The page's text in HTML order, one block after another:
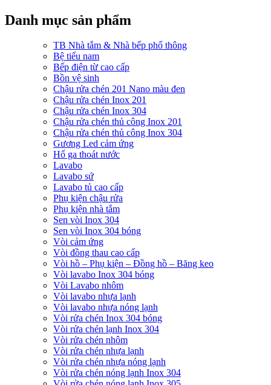
Danh mục sản phẩm
TB Nhà tắm & Nhà bếp phổ thông
Bệ tiểu nam
Bếp điện từ cao cấp
Bồn vệ sinh
Chậu rửa chén 201 Nano màu đen
Chậu rửa chén Inox 201
Chậu rửa chén Inox 304
Chậu rửa chén thủ công Inox 201
Chậu rửa chén thủ công Inox 304
Gương Led cảm ứng
Hố ga thoát nước
Lavabo
Lavabo sứ
Lavabo tủ cao cấp
Phụ kiện chậu rửa
Phụ kiện nhà tắm
Sen vòi Inox 304
Sen vòi Inox 304 bóng
Vòi cảm ứng
Vòi đồng thau cao cấp
Vòi hồ – Phụ kiện – Đồng hồ – Băng keo
Vòi lavabo Inox 304 bóng
Vòi Lavabo nhôm
Vòi lavabo nhựa lạnh
Vòi lavabo nhựa nóng lạnh
Vòi rửa chén Inox 304 bóng
Vòi rửa chén lạnh Inox 304
Vòi rửa chén nhôm
Vòi rửa chén nhựa lạnh
Vòi rửa chén nhựa nóng lạnh
Vòi rửa chén nóng lạnh Inox 304